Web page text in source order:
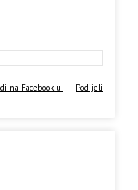
na Facebook-u · Podijeli